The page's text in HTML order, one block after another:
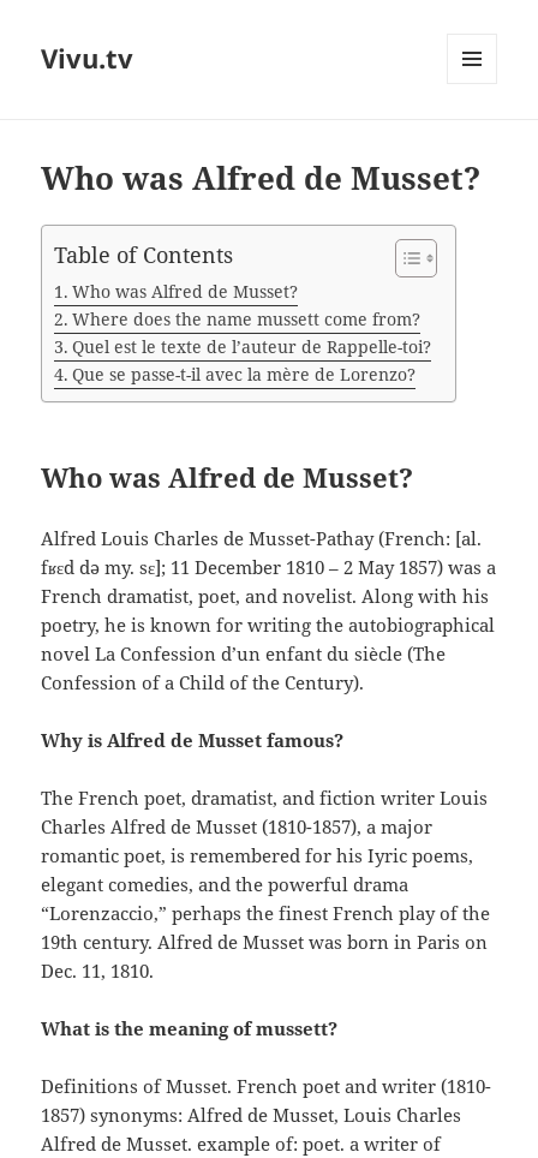
Vivu.tv
Who was Alfred de Musset?
Table of Contents
Who was Alfred de Musset?
Where does the name mussett come from?
Quel est le texte de l’auteur de Rappelle-toi?
Que se passe-t-il avec la mère de Lorenzo?
Who was Alfred de Musset?
Alfred Louis Charles de Musset-Pathay (French: [al.
fʁɛd də my. sɛ]; 11 December 1810 – 2 May 1857) was a
French dramatist, poet, and novelist. Along with his
poetry, he is known for writing the autobiographical
novel La Confession d’un enfant du siècle (The
Confession of a Child of the Century).
Why is Alfred de Musset famous?
The French poet, dramatist, and fiction writer Louis
Charles Alfred de Musset (1810-1857), a major
romantic poet, is remembered for his Iyric poems,
elegant comedies, and the powerful drama
“Lorenzaccio,” perhaps the finest French play of the
19th century. Alfred de Musset was born in Paris on
Dec. 11, 1810.
What is the meaning of mussett?
Definitions of Musset. French poet and writer (1810-
1857) synonyms: Alfred de Musset, Louis Charles
Alfred de Musset. example of: poet. a writer of